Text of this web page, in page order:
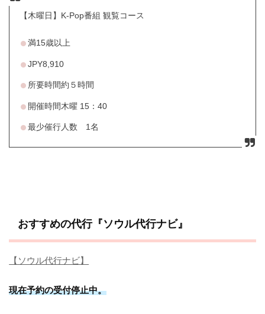
【木曜日】K-Pop番組 観覧コース
満15歳以上
JPY8,910
所要時間約５時間
開催時間木曜 15：40
最少催行人数 1名
おすすめの代行『ソウル代行ナビ』
【ソウル代行ナビ】
現在予約の受付停止中。